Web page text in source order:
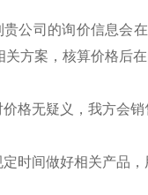
贵公司的询价信息会
关方案，核算价格后
格无疑义，我方会
时间做好相关产品